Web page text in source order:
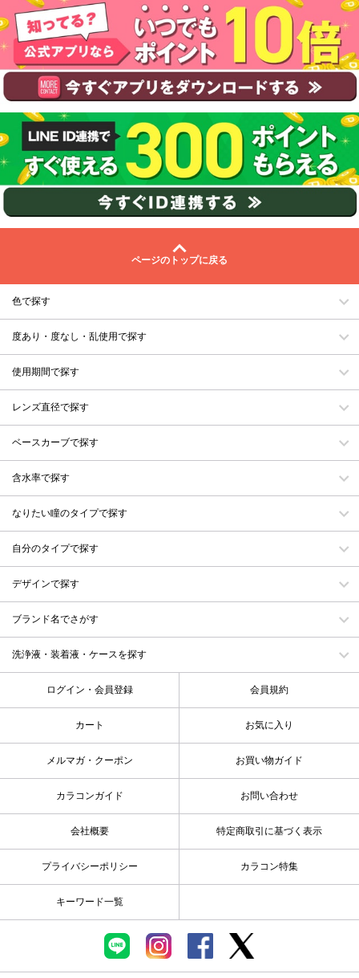
ページのトップに戻る
色で探す
度あり・度なし・乱使用で探す
使用期間で探す
レンズ直径で探す
ベースカーブで探す
含水率で探す
なりたい瞳のタイプで探す
自分のタイプで探す
デザインで探す
ブランド名でさがす
洗浄液・装着液・ケースを探す
ログイン・会員登録 会員規約
カート お気に入り
メルマガ・クーポン お買い物ガイド
カラコンガイド お問い合わせ
会社概要 特定商取引に基づく表示
プライバシーポリシー カラコン特集
キーワード一覧